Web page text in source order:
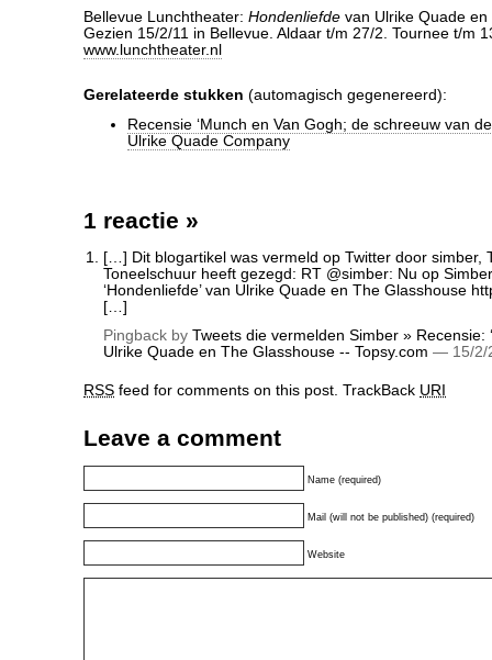
Bellevue Lunchtheater: Hondenliefde van Ulrike Quade
Gezien 15/2/11 in Bellevue. Aldaar t/m 27/2. Tournee t/m
www.lunchtheater.nl
Gerelateerde stukken (automagisch gegenereerd):
Recensie ‘Munch en Van Gogh; de schreeuw van
Ulrike Quade Company
1 reactie »
[…] Dit blogartikel was vermeld op Twitter door simber,
Toneelschuur heeft gezegd: RT @simber: Nu op
‘Hondenliefde’ van Ulrike Quade en The Glasshouse
[…]
Pingback by Tweets die vermelden Simber » Recensie:
Ulrike Quade en The Glasshouse -- Topsy.com — 15/2/
RSS feed for comments on this post. TrackBack URI
Leave a comment
Name (required)
Mail (will not be published) (required)
Website